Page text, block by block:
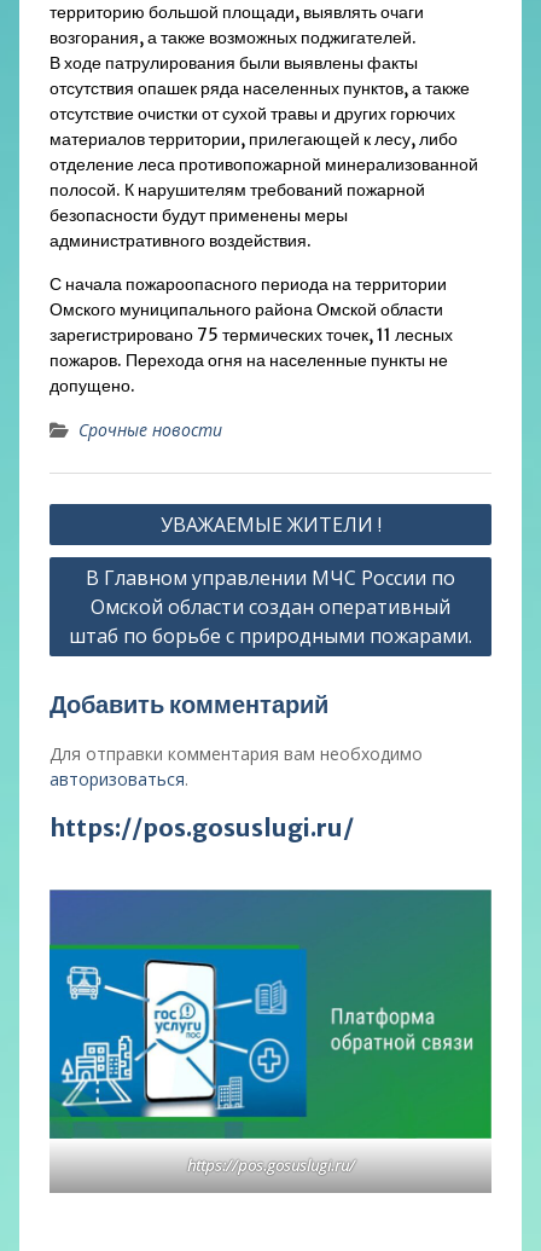
территорию большой площади, выявлять очаги
возгорания, а также возможных поджигателей.
В ходе патрулирования были выявлены факты
отсутствия опашек ряда населенных пунктов, а также
отсутствие очистки от сухой травы и других горючих
материалов территории, прилегающей к лесу, либо
отделение леса противопожарной минерализованной
полосой. К нарушителям требований пожарной
безопасности будут применены меры
административного воздействия.
С начала пожароопасного периода на территории
Омского муниципального района Омской области
зарегистрировано 75 термических точек, 11 лесных
пожаров. Перехода огня на населенные пункты не
допущено.
Срочные новости
Навигация
по
записям
УВАЖАЕМЫЕ ЖИТЕЛИ !
В Главном управлении МЧС России по
Омской области создан оперативный
штаб по борьбе с природными пожарами.
Добавить комментарий
Для отправки комментария вам необходимо
авторизоваться.
https://pos.gosuslugi.ru/
https://pos.gosuslugi.ru/